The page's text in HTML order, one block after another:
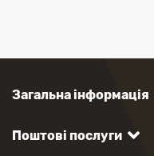
Загальна інформація
Поштові послуги